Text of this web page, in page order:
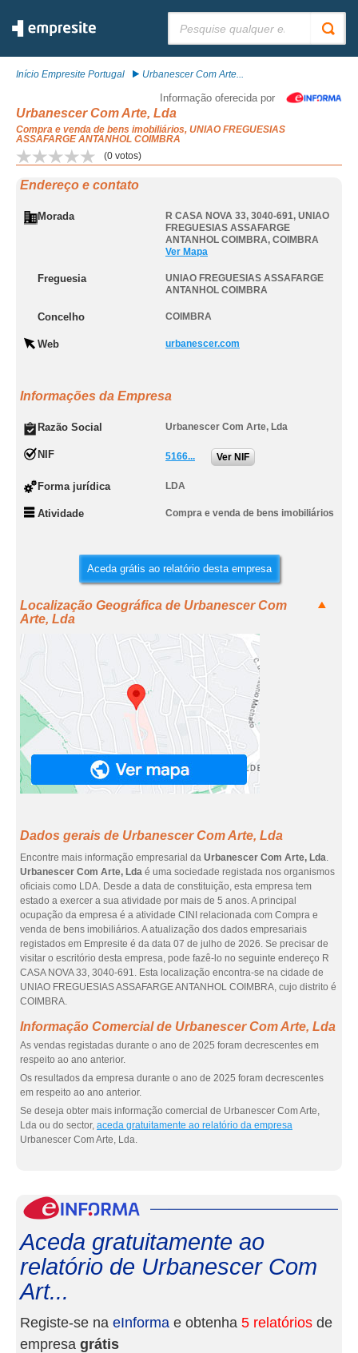
Início Empresite Portugal Urbanescer Com Arte...
Informação oferecida por
Urbanescer Com Arte, Lda
Compra e venda de bens imobiliários, UNIAO FREGUESIAS
ASSAFARGE ANTANHOL COIMBRA
(0 votos)
Endereço e contato
Morada R CASA NOVA 33, 3040-691, UNIAO
FREGUESIAS ASSAFARGE
ANTANHOL COIMBRA, COIMBRA
Ver Mapa
Freguesia
UNIAO FREGUESIAS ASSAFARGE
ANTANHOL COIMBRA
Concelho COIMBRA
Web urbanescer.com
Informações da Empresa
Razão Social Urbanescer Com Arte, Lda
NIF 5166... Ver NIF
Forma jurídica LDA
Atividade Compra e venda de bens imobiliários
Aceda grátis ao relatório desta empresa
Localização Geográfica de Urbanescer Com
Arte, Lda
Dados gerais de Urbanescer Com Arte, Lda
Encontre mais informação empresarial da Urbanescer Com Arte, Lda.
Urbanescer Com Arte, Lda é uma sociedade registada nos organismos
oficiais como LDA. Desde a data de constituição, esta empresa tem
estado a exercer a sua atividade por mais de 5 anos. A principal
ocupação da empresa é a atividade CINI relacionada com Compra e
venda de bens imobiliários. A atualização dos dados empresariais
registados em Empresite é da data 07 de julho de 2026. Se precisar de
visitar o escritório desta empresa, pode fazê-lo no seguinte endereço R
CASA NOVA 33, 3040-691. Esta localização encontra-se na cidade de
UNIAO FREGUESIAS ASSAFARGE ANTANHOL COIMBRA, cujo distrito é
COIMBRA.
Informação Comercial de Urbanescer Com Arte, Lda
As vendas registadas durante o ano de 2025 foram decrescentes em
respeito ao ano anterior.
Os resultados da empresa durante o ano de 2025 foram decrescentes
em respeito ao ano anterior.
Se deseja obter mais informação comercial de Urbanescer Com Arte,
Lda ou do sector, aceda gratuitamente ao relatório da empresa
Urbanescer Com Arte, Lda.
Aceda gratuitamente ao
relatório de Urbanescer Com
Art...
Registe-se na eInforma e obtenha 5 relatórios de
empresa grátis